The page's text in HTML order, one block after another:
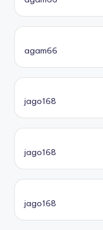
agam66
jago168
jago168
jago168